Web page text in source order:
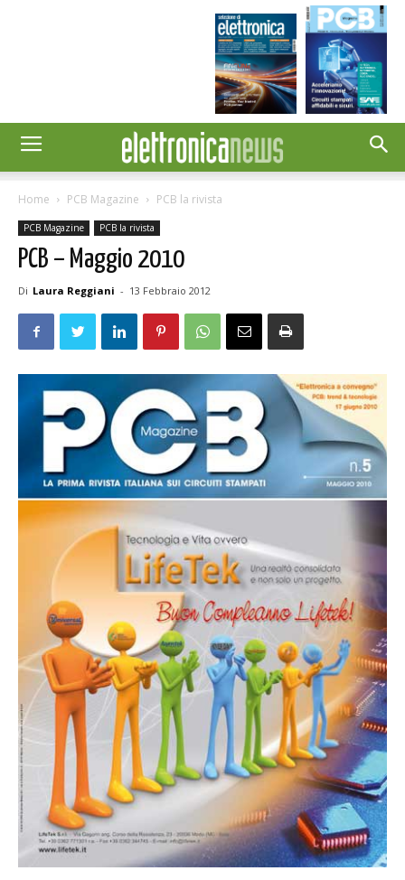
Home PCB Magazine PCB la rivista
PCB Magazine PCB la rivista
PCB – Maggio 2010
Di Laura Reggiani - 13 Febbraio 2012